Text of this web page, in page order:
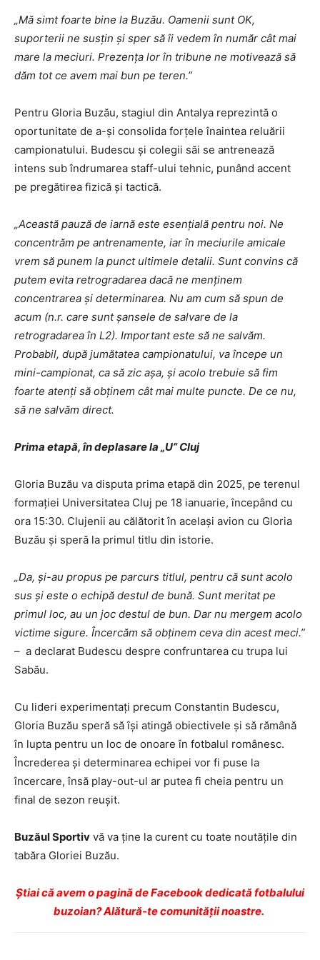
„Mă simt foarte bine la Buzău. Oamenii sunt OK,
suporterii ne susțin și sper să îi vedem în număr cât mai
mare la meciuri. Prezența lor în tribune ne motivează să
dăm tot ce avem mai bun pe teren.”
Pentru Gloria Buzău, stagiul din Antalya reprezintă o
oportunitate de a-și consolida forțele înaintea reluării
campionatului. Budescu și colegii săi se antrenează
intens sub îndrumarea staff-ului tehnic, punând accent
pe pregătirea fizică și tactică.
„Această pauză de iarnă este esențială pentru noi. Ne
concentrăm pe antrenamente, iar în meciurile amicale
vrem să punem la punct ultimele detalii. Sunt convins că
putem evita retrogradarea dacă ne menținem
concentrarea și determinarea. Nu am cum să spun de
acum (n.r. care sunt șansele de salvare de la
retrogradarea în L2). Important este să ne salvăm.
Probabil, după jumătatea campionatului, va începe un
mini-campionat, ca să zic așa, și acolo trebuie să fim
foarte atenți să obținem cât mai multe puncte. De ce nu,
să ne salvăm direct.
Prima etapă, în deplasare la „U” Cluj
Gloria Buzău va disputa prima etapă din 2025, pe terenul
formației Universitatea Cluj pe 18 ianuarie, începând cu
ora 15:30. Clujenii au călătorit în același avion cu Gloria
Buzău și speră la primul titlu din istorie.
„Da, și-au propus pe parcurs titlul, pentru că sunt acolo
sus și este o echipă destul de bună. Sunt meritat pe
primul loc, au un joc destul de bun. Dar nu mergem acolo
victime sigure. Încercăm să obținem ceva din acest meci.”
– a declarat Budescu despre confruntarea cu trupa lui
Sabău.
Cu lideri experimentați precum Constantin Budescu,
Gloria Buzău speră să își atingă obiectivele și să rămână
în lupta pentru un loc de onoare în fotbalul românesc.
Încrederea și determinarea echipei vor fi puse la
încercare, însă play-out-ul ar putea fi cheia pentru un
final de sezon reușit.
Buzăul Sportiv vă va ține la curent cu toate noutățile din
tabăra Gloriei Buzău.
Ştiai că avem o pagină de Facebook dedicată fotbalului
buzoian? Alătură-te comunității noastre.